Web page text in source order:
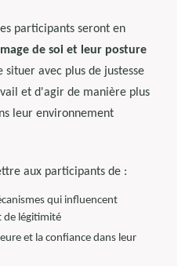
participants seront en
de soi et leur posture
situer avec plus de justesse
et d'agir de manière plus
leur environnement
aux participants de :
qui influencent
de légitimité
et la confiance dans leur